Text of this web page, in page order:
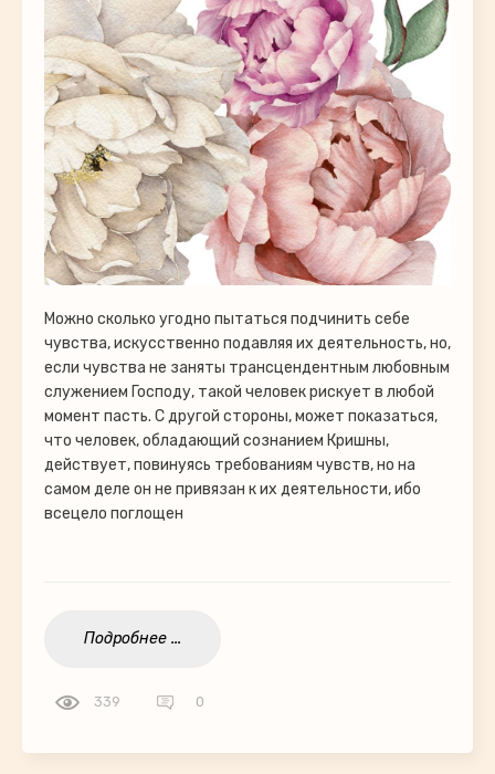
Можно сколько угодно пытаться подчинить себе
чувства, искусственно подавляя их деятельность, но,
если чувства не заняты трансцендентным любовным
служением Господу, такой человек рискует в любой
момент пасть. С другой стороны, может показаться,
что человек, обладающий сознанием Кришны,
действует, повинуясь требованиям чувств, но на
самом деле он не привязан к их деятельности, ибо
всецело поглощен
Подробнее ...
339 0